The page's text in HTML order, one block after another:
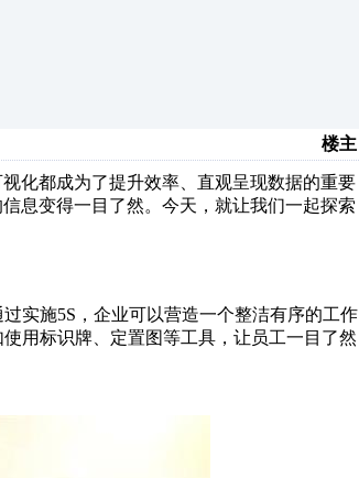
楼主
化都成为了提升效率、直观呈现数据的重要
息变得一目了然。今天，就让我们一起探索
实施5S，企业可以营造一个整洁有序的工作
用标识牌、定置图等工具，让员工一目了然